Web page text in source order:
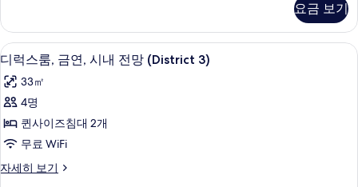
대
1
개,
금
연
(District
3
&
킹
사
이
즈
침
대
개,
금
(District
요금 보기
디
럭
스
룸,
금
시
오리/거위털 이불, 필로우탑 침대, 객실
6
디럭스룸, 금연, 시내 전망 (District 3)
33㎡
4명
퀸사이즈침대 2개
무료 WiFi
자세히 보기
디